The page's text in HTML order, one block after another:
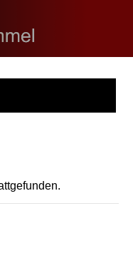
Feuerwehr
Neuburg